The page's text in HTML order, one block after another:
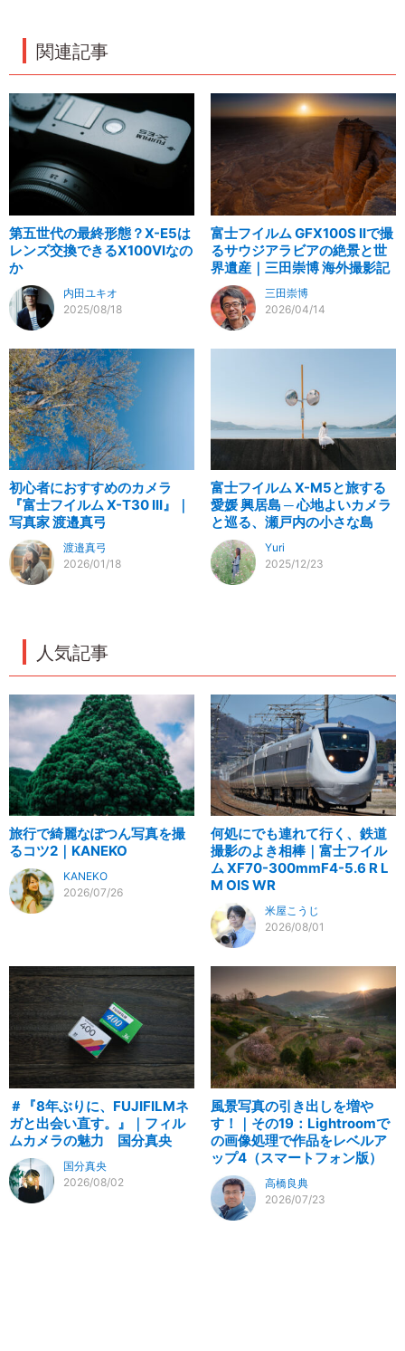
関連記事
第五世代の最終形態？X-E5は
レンズ交換できるX100VIなの
か
内田ユキオ
2025/08/18
富士フイルム GFX100S IIで撮
るサウジアラビアの絶景と世
界遺産｜三田崇博 海外撮影記
三田崇博
2026/04/14
初心者におすすめのカメラ
『富士フイルム X-T30 III』｜
写真家 渡邉真弓
渡邉真弓
2026/01/18
富士フイルム X-M5と旅する
愛媛 興居島 ─ 心地よいカメラ
と巡る、瀬戸内の小さな島
Yuri
2025/12/23
人気記事
旅行で綺麗なぽつん写真を撮
るコツ2｜KANEKO
KANEKO
2026/07/26
何処にでも連れて行く、鉄道
撮影のよき相棒｜富士フイル
ム XF70-300mmF4-5.6 R L
M OIS WR
米屋こうじ
2026/08/01
＃『8年ぶりに、FUJIFILMネ
ガと出会い直す。』｜フィル
ムカメラの魅力 国分真央
国分真央
2026/08/02
風景写真の引き出しを増や
す！｜その19：Lightroomで
の画像処理で作品をレベルア
ップ4（スマートフォン版）
高橋良典
2026/07/23